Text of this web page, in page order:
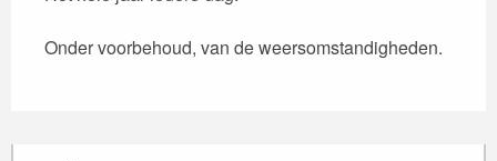
Onder voorbehoud, van de weersomstandigheden.